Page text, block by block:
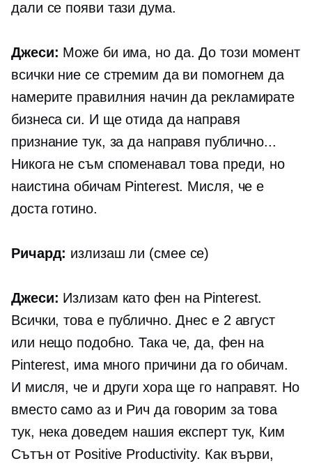
дали се появи тази дума.
Джеси: Може би има, но да. До този момент
всички ние се стремим да ви помогнем да
намерите правилния начин да рекламирате
бизнеса си. И ще отида да направя
признание тук, за да направя публично...
Никога не съм споменавал това преди, но
наистина обичам Pinterest. Мисля, че е
доста готино.
Ричард: излизаш ли (смее се)
Джеси: Излизам като фен на Pinterest.
Всички, това е публично. Днес е 2 август
или нещо подобно. Така че, да, фен на
Pinterest, има много причини да го обичам.
И мисля, че и други хора ще го направят. Но
вместо само аз и Рич да говорим за това
тук, нека доведем нашия експерт тук, Ким
Сътън от Positive Productivity. Как върви,